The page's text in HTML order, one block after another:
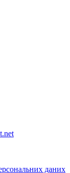
даних